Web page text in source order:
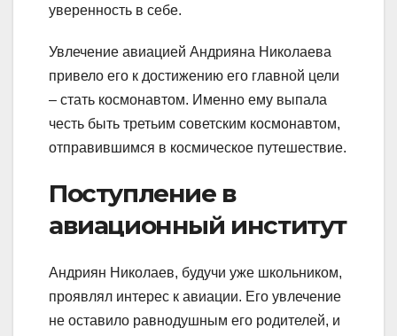
уверенность в себе.
Увлечение авиацией Андрияна Николаева
привело его к достижению его главной цели
– стать космонавтом. Именно ему выпала
честь быть третьим советским космонавтом,
отправившимся в космическое путешествие.
Поступление в
авиационный институт
Андриян Николаев, будучи уже школьником,
проявлял интерес к авиации. Его увлечение
не оставило равнодушным его родителей, и